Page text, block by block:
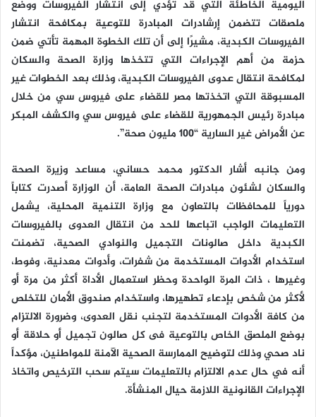
اليومية الخاطئة التي قد تؤدي إلى انتشار الفيروسات ووضع
ملصقات تتضمن إرشادرات المبادرة للتوعية بمكافحة انتشار
الفيروسات الكبدية، مشيرًا إلى أن تلك الخطوة المهمة تأتي ضمن
حزمة من أهم الإجراءات التي تتخذها وزارة الصحة والسكان
لمكافحة انتقال عدوى الفيروسات الكبدية، وذلك بعد الخطوات غير
المسبوقة التي اتخذتها مصر للقضاء على فيروس سي من خلال
مبادرة رئيس الجمهورية للقضاء على فيروس سي والكشف المبكر
عن الأمراض غير السارية “100 مليون صحة”.
ومن جانبه أشار الدكتور محمد حساني، مساعد وزيرة الصحة
والسكان لشئون مبادرات الصحة العامة، أن الوزارة أصدرت كتاباً
دورياً للمحافظات بالتعاون مع وزارة التنمية المحلية، يشمل
التعليمات الواجب اتباعها للحد من انتقال العدوى بالفيروسات
الكبدية داخل صالونات التجميل والنوادي الصحية، تضمنت
استخدام الأدوات المستخدمة من شفرات، وأدوات معدنية، وفوط،
وغيرها ، ذات المرة الواحدة وحظر استعمال الأداة أكثر من مرة أو
لأكثر من شخص بإدعاء تطهيرها، واستخدام صندوق الأمان للتخلص
من كافة الأدوات المستخدمة لتجنب نقل العدوى، وضرورة الالتزام
بوضع الملصق الخاص بالتوعية فى كل صالون تجميل أو حلاقة أو
ناد صحي وذلك لتوضيح الممارسة الصحية الآمنة للمواطنين، مؤكداً
أنه في حال عدم الالتزام بالتعليمات سيتم سحب الترخيص واتخاذ
الإجراءات القانونية اللازمة حيال المنشأة.